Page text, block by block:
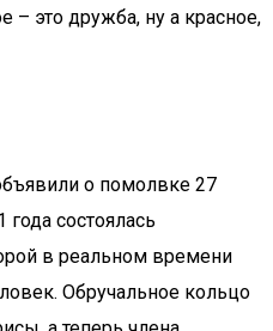
– это друж­ба, ну а крас­ное,
о помолвке 27
года состоялась
в реальном времени
Обручальное кольцо